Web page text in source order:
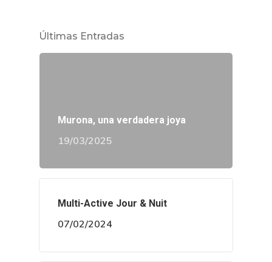
Últimas Entradas
Murona, una verdadera joya
19/03/2025
Multi-Active Jour & Nuit
07/02/2024